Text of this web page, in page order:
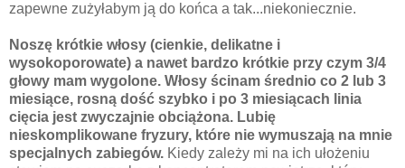
zapewne zużyłabym ją do końca a tak...niekoniecznie.
Noszę krótkie włosy (cienkie, delikatne i
wysokoporowate) a nawet bardzo krótkie przy czym 3/4
głowy mam wygolone. Włosy ścinam średnio co 2 lub 3
miesiące, rosną dość szybko i po 3 miesiącach linia
cięcia jest zwyczajnie obciążona. Lubię
nieskomplikowane fryzury, które nie wymuszają na mnie
specjalnych zabiegów. Kiedy zależy mi na ich ułożeniu